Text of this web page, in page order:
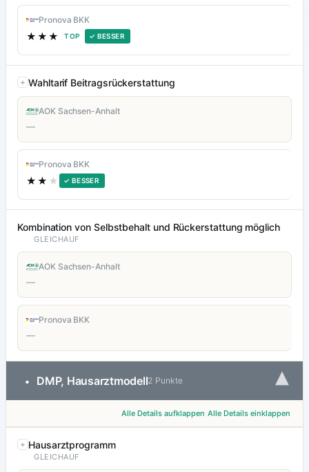
Pronova BKK
★★★ TOP ✓ BESSER
Wahltarif Beitragsrückerstattung
AOK Sachsen-Anhalt
—
Pronova BKK
★★ ★ ✓ BESSER
Kombination von Selbstbehalt und Rückerstattung möglich
GLEICHAUF
AOK Sachsen-Anhalt
—
Pronova BKK
—
• DMP, Hausarztmodell2 Punkte ▾
Alle Details aufklappen Alle Details einklappen
Hausarztprogramm
GLEICHAUF